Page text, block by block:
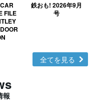
FILE
鉄おも! 2026年9月
号
全てを見る
報